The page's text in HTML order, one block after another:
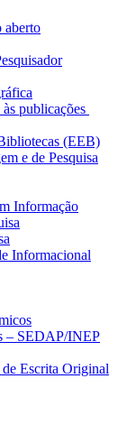
aberto
publicações
(EEB)
e de Pesquisa
Informação
Informacional
– SEDAP/INEP
Escrita Original